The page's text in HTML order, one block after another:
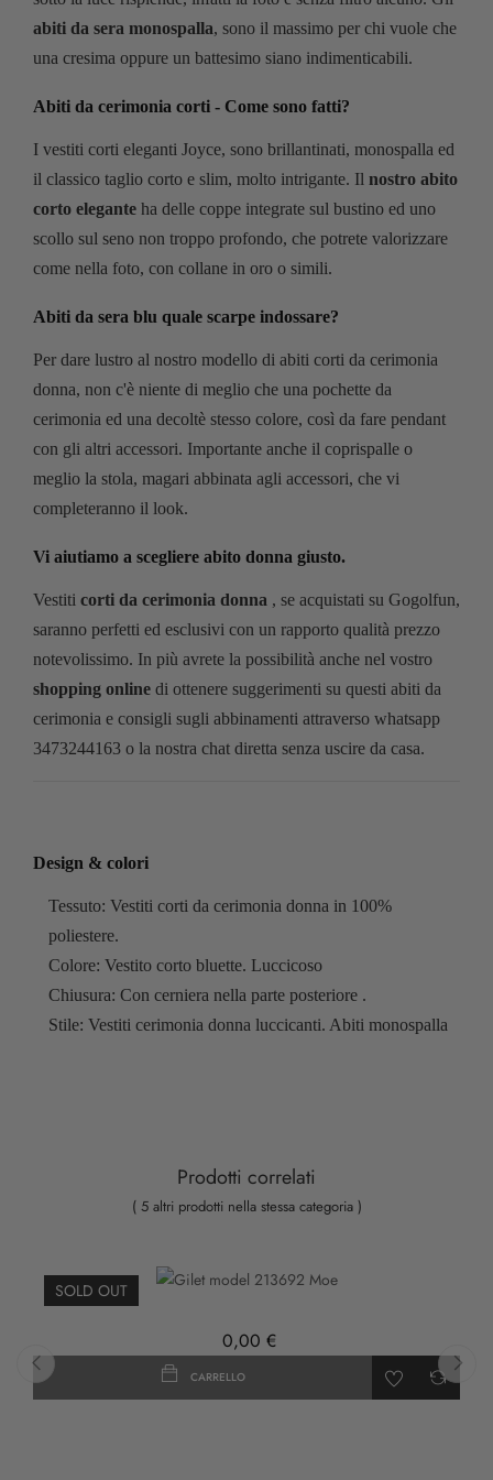
abiti da sera monospalla, sono il massimo per chi vuole che
una cresima oppure un battesimo siano indimenticabili.
Abiti da cerimonia corti - Come sono fatti?
I vestiti corti eleganti Joyce, sono brillantinati, monospalla ed
il classico taglio corto e slim, molto intrigante. Il nostro abito
corto elegante ha delle coppe integrate sul bustino ed uno
scollo sul seno non troppo profondo, che potrete valorizzare
come nella foto, con collane in oro o simili.
Abiti da sera blu quale scarpe indossare?
Per dare lustro al nostro modello di abiti corti da cerimonia
donna, non c'è niente di meglio che una pochette da
cerimonia ed una decoltè stesso colore, così da fare pendant
con gli altri accessori. Importante anche il coprispalle o
meglio la stola, magari abbinata agli accessori, che vi
completeranno il look.
Vi aiutiamo a scegliere abito donna giusto.
Vestiti corti da cerimonia donna , se acquistati su Gogolfun,
saranno perfetti ed esclusivi con un rapporto qualità prezzo
notevolissimo. In più avrete la possibilità anche nel vostro
shopping online di ottenere suggerimenti su questi abiti da
cerimonia e consigli sugli abbinamenti attraverso whatsapp
3473244163 o la nostra chat diretta senza uscire da casa.
Design & colori
Tessuto: Vestiti corti da cerimonia donna in 100%
poliestere.
Colore: Vestito corto bluette. Luccicoso
Chiusura: Con cerniera nella parte posteriore .
Stile: Vestiti cerimonia donna luccicanti. Abiti monospalla
Prodotti correlati
( 5 altri prodotti nella stessa categoria )
SOLD OUT
0,00 €
CARRELLO
‹ ›